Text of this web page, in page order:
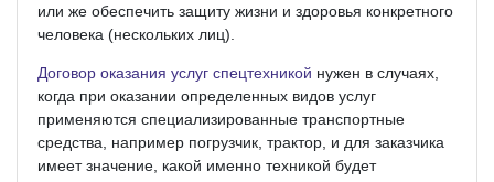
или же обеспечить защиту жизни и здоровья конкретного
человека (нескольких лиц).
Договор оказания услуг спецтехникой нужен в случаях,
когда при оказании определенных видов услуг
применяются специализированные транспортные
средства, например погрузчик, трактор, и для заказчика
имеет значение, какой именно техникой будет